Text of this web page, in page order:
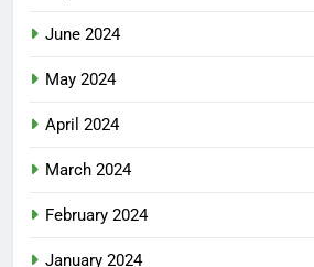
June 2024
May 2024
April 2024
March 2024
February 2024
January 2024